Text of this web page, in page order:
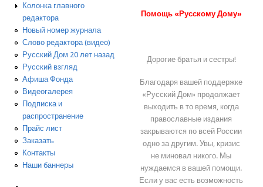
Колонка главного
редактора
Новый номер журнала
Слово редактора (видео)
Русский Дом 20 лет назад
Русский взгляд
Афиша Фонда
Видеогалерея
Подписка и
распространение
Прайс лист
Заказать
Контакты
Наши баннеры
Помощь «Русскому Дому»
Дорогие братья и сестры!
Благодаря вашей поддержке
«Русский Дом» продолжает
выходить в то время, когда
православные издания
закрываются по всей России
одно за другим. Увы, кризис
не миновал никого. Мы
нуждаемся в вашей помощи.
Если у вас есть возможность